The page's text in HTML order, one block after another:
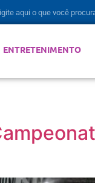
ENTRETENIMENTO